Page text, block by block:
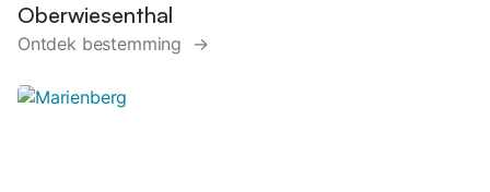
Oberwiesenthal
Ontdek bestemming →